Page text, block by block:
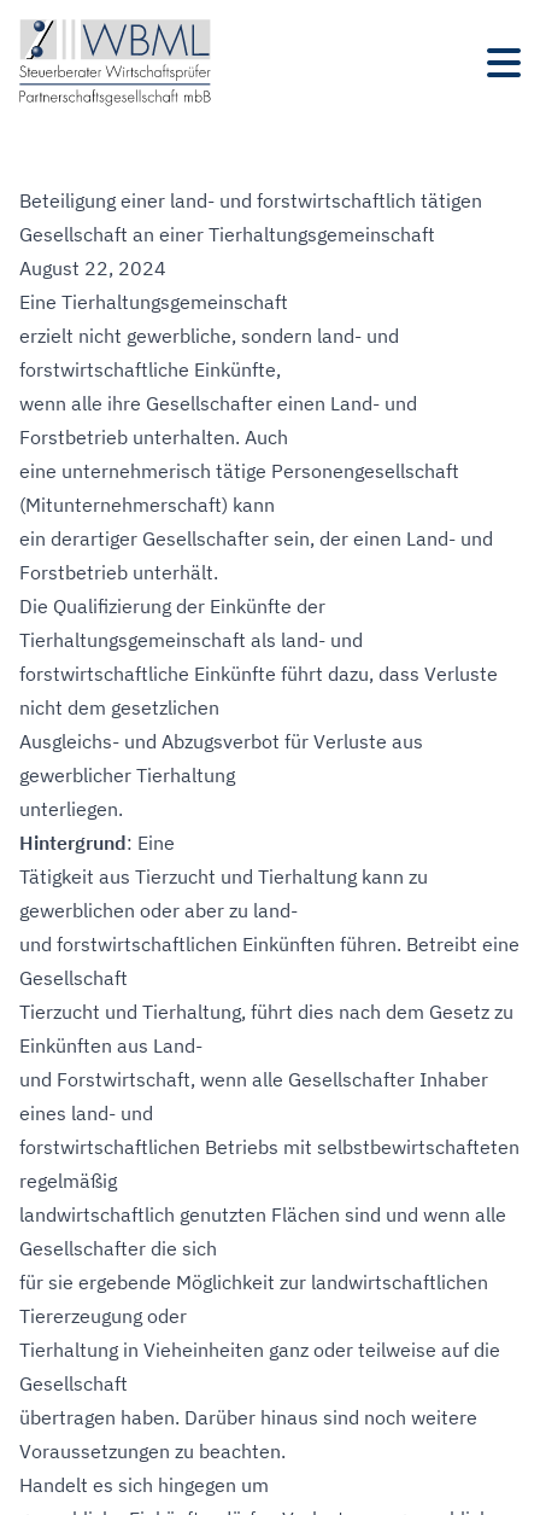
Beteiligung einer land- und forstwirtschaftlich tätigen
Gesellschaft an einer Tierhaltungsgemeinschaft
August 22, 2024
Eine Tierhaltungsgemeinschaft
erzielt nicht gewerbliche, sondern land- und
forstwirtschaftliche Einkünfte,
wenn alle ihre Gesellschafter einen Land- und
Forstbetrieb unterhalten. Auch
eine unternehmerisch tätige Personengesellschaft
(Mitunternehmerschaft) kann
ein derartiger Gesellschafter sein, der einen Land- und
Forstbetrieb unterhält.
Die Qualifizierung der Einkünfte der
Tierhaltungsgemeinschaft als land- und
forstwirtschaftliche Einkünfte führt dazu, dass Verluste
nicht dem gesetzlichen
Ausgleichs- und Abzugsverbot für Verluste aus
gewerblicher Tierhaltung
unterliegen.
Hintergrund: Eine
Tätigkeit aus Tierzucht und Tierhaltung kann zu
gewerblichen oder aber zu land-
und forstwirtschaftlichen Einkünften führen. Betreibt eine
Gesellschaft
Tierzucht und Tierhaltung, führt dies nach dem Gesetz zu
Einkünften aus Land-
und Forstwirtschaft, wenn alle Gesellschafter Inhaber
eines land- und
forstwirtschaftlichen Betriebs mit selbstbewirtschafteten
regelmäßig
landwirtschaftlich genutzten Flächen sind und wenn alle
Gesellschafter die sich
für sie ergebende Möglichkeit zur landwirtschaftlichen
Tiererzeugung oder
Tierhaltung in Vieheinheiten ganz oder teilweise auf die
Gesellschaft
übertragen haben. Darüber hinaus sind noch weitere
Voraussetzungen zu beachten.
Handelt es sich hingegen um